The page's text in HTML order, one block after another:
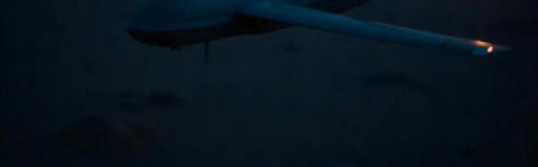
Новости кино и ТВ